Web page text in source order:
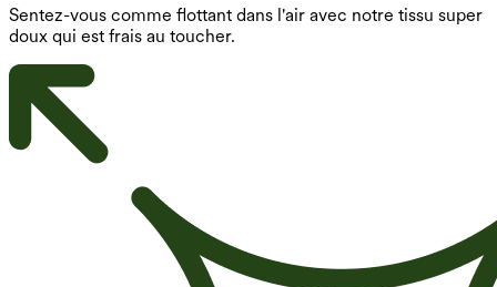
Sentez-vous comme flottant dans l'air avec notre tissu super
doux qui est frais au toucher.